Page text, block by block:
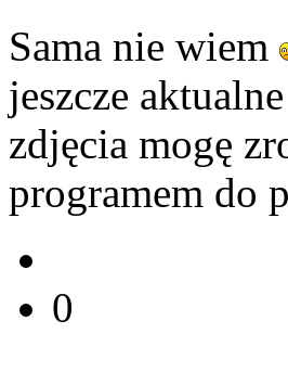
Sama nie wiem
jeszcze
zdjęcia mogę
programem do
0